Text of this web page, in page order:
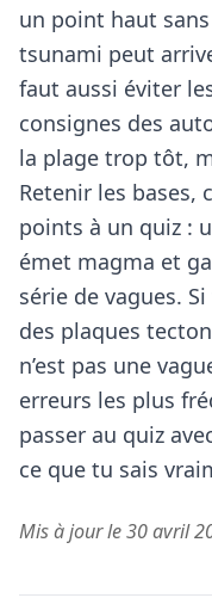
un point haut
tsunami peut
faut aussi éviter
consignes des
la plage trop tôt,
Retenir les bases,
points à un quiz :
émet magma et
série de vagues.
des plaques
n’est pas une
erreurs les plus
passer au quiz
ce que tu sais
Mis à jour le 30 avril